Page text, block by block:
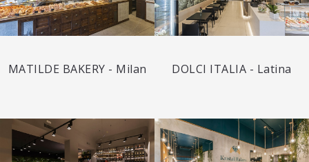
MATILDE BAKERY - Milan DOLCI ITALIA - Latina